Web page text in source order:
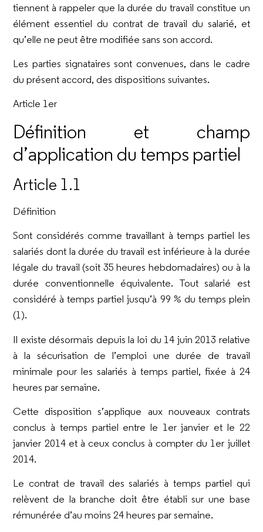
tiennent à rappeler que la durée du travail constitue un
élément essentiel du contrat de travail du salarié, et
qu’elle ne peut être modifiée sans son accord.
Les parties signataires sont convenues, dans le cadre
du présent accord, des dispositions suivantes.
Article 1er
Définition et champ
d’application du temps partiel
Article 1.1
Définition
Sont considérés comme travaillant à temps partiel les
salariés dont la durée du travail est inférieure à la durée
légale du travail (soit 35 heures hebdomadaires) ou à la
durée conventionnelle équivalente. Tout salarié est
considéré à temps partiel jusqu’à 99 % du temps plein
(1).
Il existe désormais depuis la loi du 14 juin 2013 relative
à la sécurisation de l’emploi une durée de travail
minimale pour les salariés à temps partiel, fixée à 24
heures par semaine.
Cette disposition s’applique aux nouveaux contrats
conclus à temps partiel entre le 1er janvier et le 22
janvier 2014 et à ceux conclus à compter du 1er juillet
2014.
Le contrat de travail des salariés à temps partiel qui
relèvent de la branche doit être établi sur une base
rémunérée d’au moins 24 heures par semaine.